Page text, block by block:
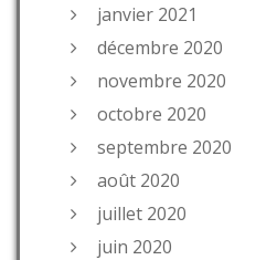
janvier 2021
décembre 2020
novembre 2020
octobre 2020
septembre 2020
août 2020
juillet 2020
juin 2020